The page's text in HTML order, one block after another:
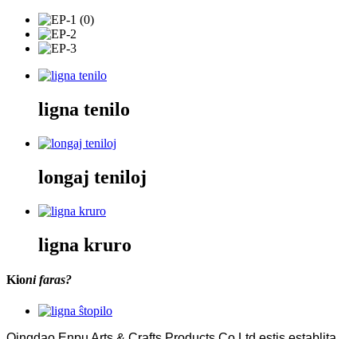
ligna tenilo
longaj teniloj
ligna kruro
Kioni faras?